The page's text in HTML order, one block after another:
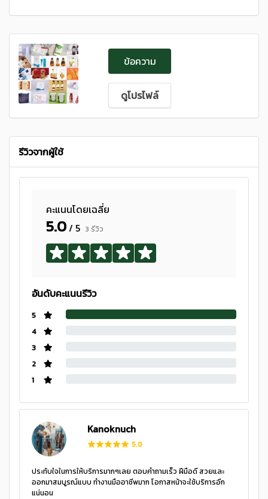
ข้อความ
ดูโปรไฟล์
รีวิวจากผู้ใช้
คะแนนโดยเฉลี่ย
5.0/ 5 3 รีวิว
อันดับคะแนนรีวิว
5
4
3
2
1
Kanoknuch
5.0
ประทับใจในการให้บริการมากๆเลย ตอบคำถามเร็ว ฝีมือดี สวยและ
ออกมาสมบูรณ์แบบ ทำงานมืออาชีพมาก โอกาสหน้าจะใช้บริการอีก
แน่นอน